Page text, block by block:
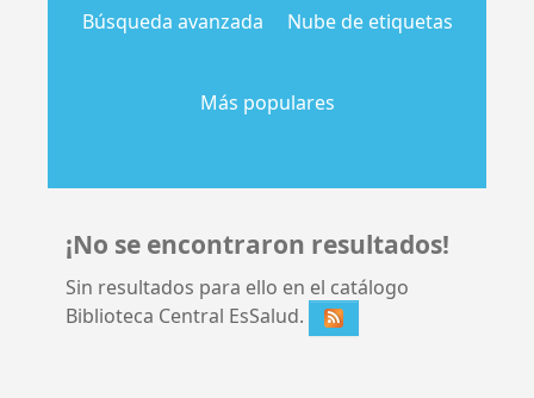
Búsqueda avanzada Nube de etiquetas
Más populares
¡No se encontraron resultados!
Sin resultados para ello en el catálogo
Biblioteca Central EsSalud.